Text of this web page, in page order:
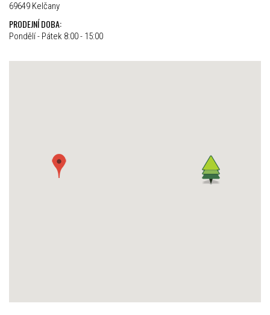
69649 Kelčany
PRODEJNÍ DOBA:
Pondělí - Pátek 8:00 - 15:00